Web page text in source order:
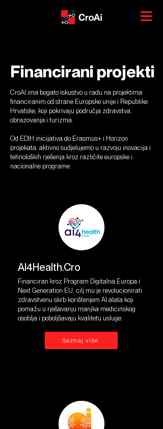
Financirani projekti
CroAI ima bogato iskustvo u radu na projektima
financiranim od strane Europske unije i Republike
Hrvatske, koji pokrivaju područja zdravstva,
obrazovanja i turizma.
Od EDIH inicijativa do Erasmus+ i Horizon
projekata, aktivno sudjelujemo u razvoju inovacija i
tehnoloških rješenja kroz različite europske i
nacionalne programe.
AI4Health.Cro
Financiran kroz Program Digitalna Europa i
Next Generation EU, cilj mu je revolucionirati
zdravstvenu skrb korištenjem AI alata koji
pomažu u rješavanju manjka medicinskog
osoblja i poboljšavaju kvalitetu usluge.
Saznaj više